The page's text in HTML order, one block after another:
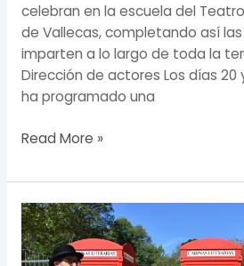
celebran en la escuela del
de Vallecas, completando así
imparten a lo largo de toda la
Dirección de actores Los días 20
ha programado una
Read More »
Cabinas
literarias
en